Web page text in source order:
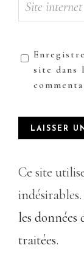
site dans
Ce site
indésirables.
les données
traitées.